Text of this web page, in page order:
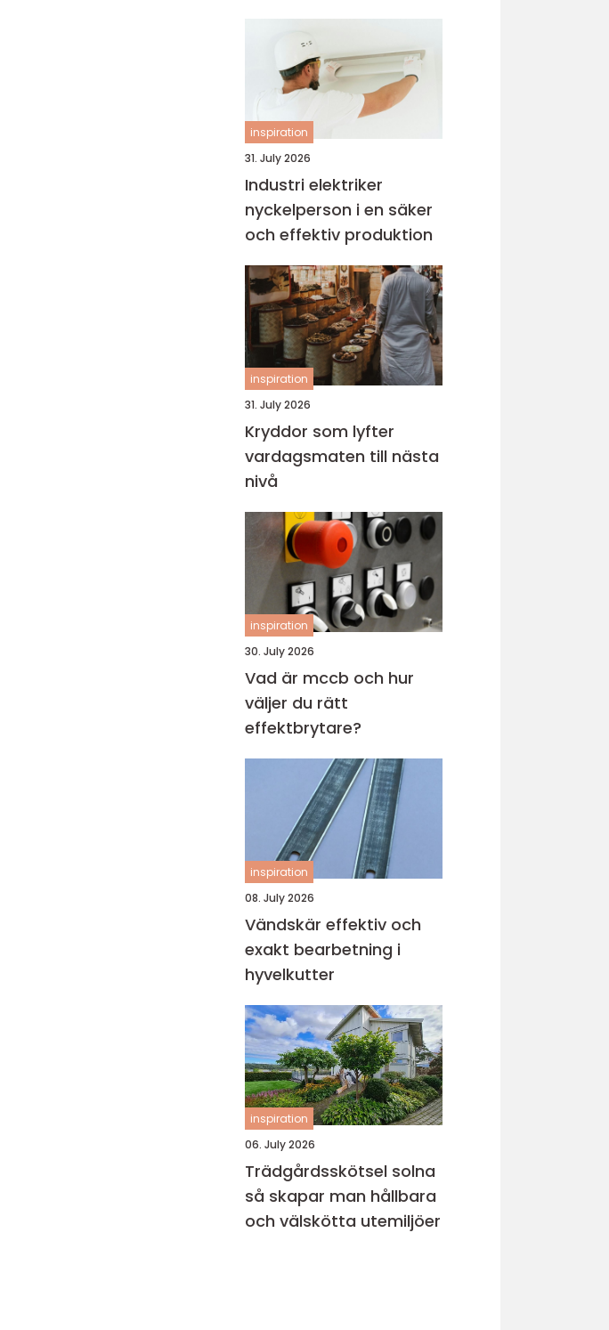
inspiration
31. July 2026
Industri elektriker
nyckelperson i en säker
och effektiv produktion
inspiration
31. July 2026
Kryddor som lyfter
vardagsmaten till nästa
nivå
inspiration
30. July 2026
Vad är mccb och hur
väljer du rätt
effektbrytare?
inspiration
08. July 2026
Vändskär effektiv och
exakt bearbetning i
hyvelkutter
inspiration
06. July 2026
Trädgårdsskötsel solna
så skapar man hållbara
och välskötta utemiljöer